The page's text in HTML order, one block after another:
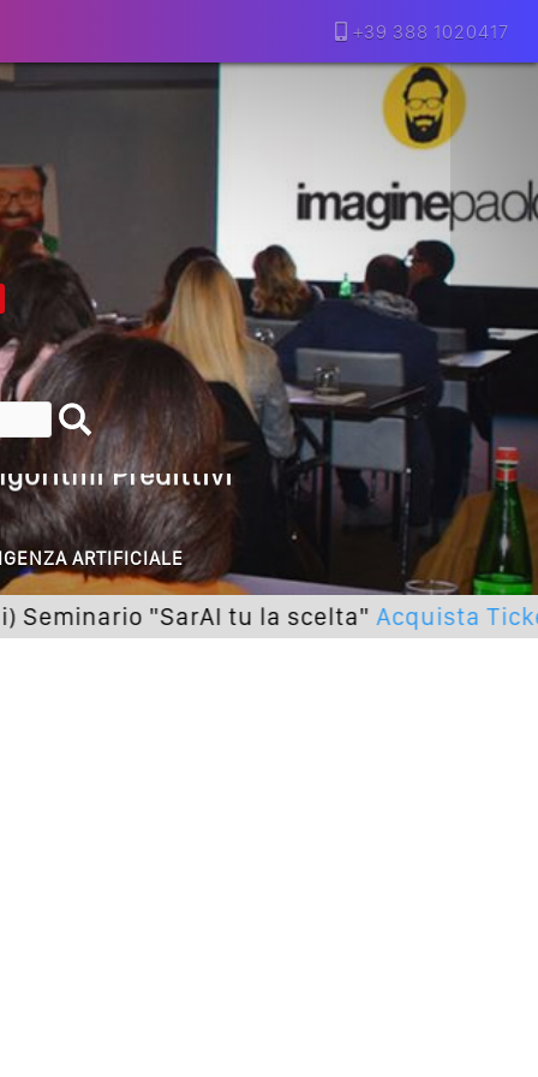
+39 388 1020417
Motivazione…
Franzese
Davvero
Vecchia SEO
Predittivi
Media, L’AI E I Contenuti…
Solo Rumore…
Peggiorerà
Braccia Incrociate
Del Wedding
ARTIFICIALE
"SarAI tu la scelta"Acquista Ticket